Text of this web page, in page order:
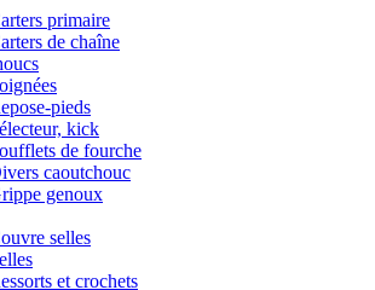
primaire
de chaîne
pieds
kick
de fourche
caoutchouc
genoux
selles
et crochets